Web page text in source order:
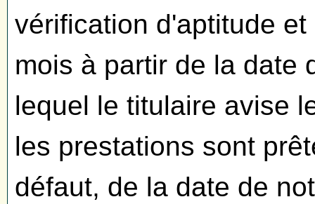
vérification d'aptitude
mois à partir de la date
lequel le titulaire avise
les prestations sont
défaut, de la date de